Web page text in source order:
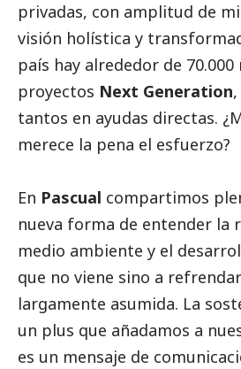
privadas, con amplitud de
visión holística y
país hay alrededor de
proyectos Next Generation
tantos en ayudas directas.
merece la pena el esfuerzo?
En Pascual compartimos
nueva forma de entender la
medio ambiente y el
que no viene sino a
largamente asumida. La
un plus que añadamos a
es un mensaje de